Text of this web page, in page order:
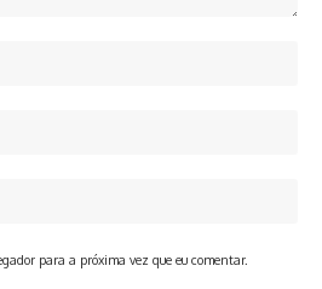
para a próxima vez que eu comentar.